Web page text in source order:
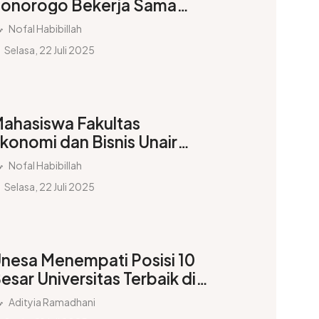
Bekerja Sama
Melindungi Kaum
dari Penyalahgunaan
Nofal Habibillah
Selasa, 22 Juli 2025
Fakultas
dan Bisnis Unair
Juara Pertama
Nasional pada
Da’i
Nofal Habibillah
Selasa, 22 Juli 2025
Menempati Posisi 10
Universitas Terbaik di
Puspresnas
Adityia Ramadhani